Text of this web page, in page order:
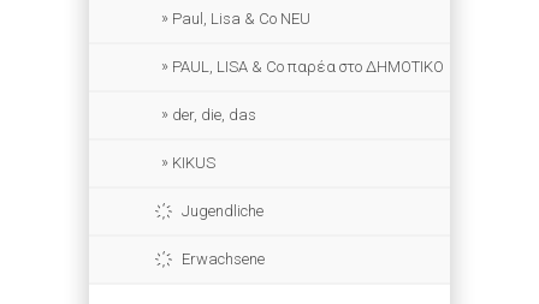
Paul, Lisa & Co NEU
PAUL, LISA & Co παρέα στο ΔΗΜΟΤΙΚΟ
der, die, das
KIKUS
Jugendliche
Erwachsene